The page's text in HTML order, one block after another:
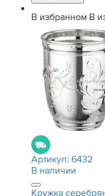
В избранном В
Артикул: 6432
В наличии
Кружка